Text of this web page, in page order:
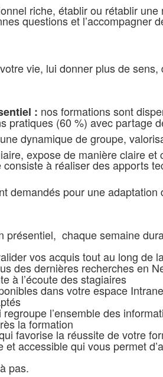
riche, établir ou rétablir
questions et l’accompagner
vie, lui donner plus de
: nos formations sont
pratiques (60 %) avec partage
dynamique de groupe,
expose de manière claire
à réaliser des apports
demandés pour une
présentiel, chaque semaine
vos acquis tout au long de
des dernières recherches en
à l’écoute des stagiaires
dans votre espace
l’ensemble des
la formation
favorise la réussite de votre
et accessible qui vous permet
pas.